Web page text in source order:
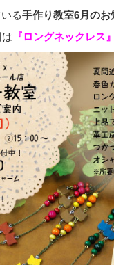
る手作り教室6月のお
『ロングネックレス